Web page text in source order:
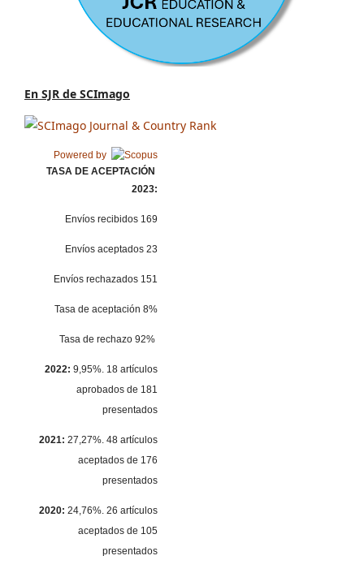
En SJR de SCImago
Powered by
TASA DE ACEPTACIÓN
2023:
Envíos recibidos 169
Envíos aceptados 23
Envíos rechazados 151
Tasa de aceptación 8%
Tasa de rechazo 92%
2022: 9,95%. 18 artículos
aprobados de 181
presentados
2021: 27,27%. 48 artículos
aceptados de 176
presentados
2020: 24,76%. 26 artículos
aceptados de 105
presentados